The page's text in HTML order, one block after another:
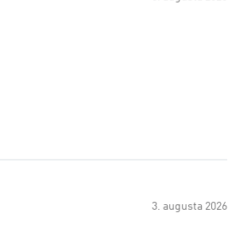
3. augusta 2026